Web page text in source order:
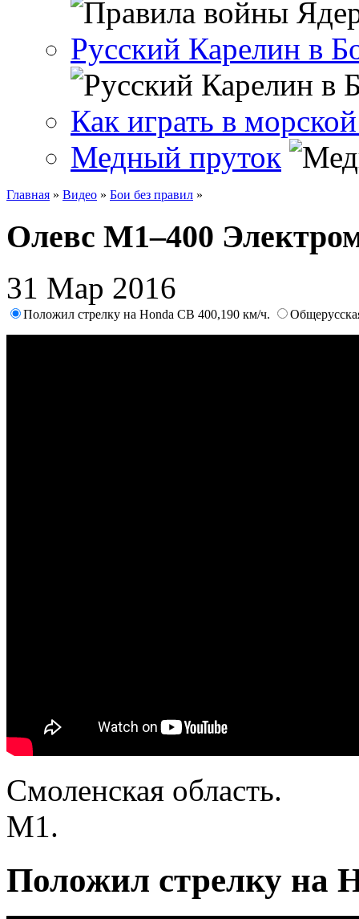
Русский Карелин в
Как играть в
Медный пруток
Главная » Видео » Бои без правил »
Олевс М1–400
31 Мар 2016
Положил стрелку на Honda CB 400,190 км/ч.
Смоленская область.
М1.
Положил стрелку на